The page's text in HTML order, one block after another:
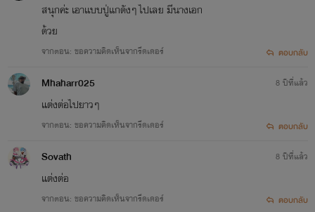
สนุกค่ะ เอาเเบบปู่แกดังๆ ไปเลย มีนางเอก
ด้วย
จากตอน: ขอความคิดเห็นจากรีดเดอร์ ตอบกลับ
Mhaharr025
แต่งต่อไปยาวๆ
จากตอน: ขอความคิดเห็นจากรีดเดอร์
8 ปีที่แล้ว
ตอบกลับ
Sovath
แต่งต่อ
จากตอน: ขอความคิดเห็นจากรีดเดอร์
8 ปีที่แล้ว
ตอบกลับ